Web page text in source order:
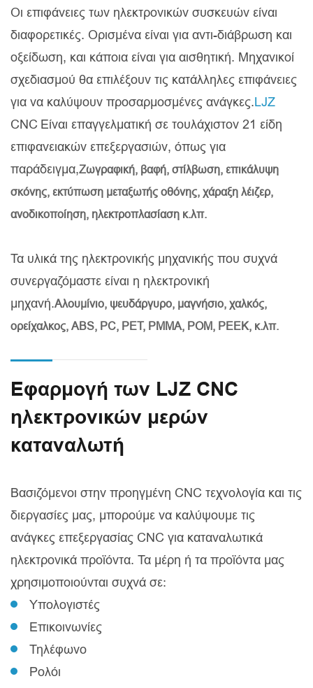
Οι επιφάνειες των ηλεκτρονικών συσκευών είναι
διαφορετικές. Ορισμένα είναι για αντι-διάβρωση και
οξείδωση, και κάποια είναι για αισθητική. Μηχανικοί
σχεδιασμού θα επιλέξουν τις κατάλληλες επιφάνειες
για να καλύψουν προσαρμοσμένες ανάγκες.LJZ
CNC Είναι επαγγελματική σε τουλάχιστον 21 είδη
επιφανειακών επεξεργασιών, όπως για
παράδειγμα,Ζωγραφική, βαφή, στίλβωση, επικάλυψη
σκόνης, εκτύπωση μεταξωτής οθόνης, χάραξη λέιζερ,
ανοδικοποίηση, ηλεκτροπλασίαση κ.λπ.
Τα υλικά της ηλεκτρονικής μηχανικής που συχνά
συνεργαζόμαστε είναι η ηλεκτρονική
μηχανή.Αλουμίνιο, ψευδάργυρο, μαγνήσιο, χαλκός,
ορείχαλκος, ABS, PC, PET, PMMA, POM, PEEK, κ.λπ.
Εφαρμογή των LJZ CNC
ηλεκτρονικών μερών
καταναλωτή
Βασιζόμενοι στην προηγμένη CNC τεχνολογία και τις
διεργασίες μας, μπορούμε να καλύψουμε τις
ανάγκες επεξεργασίας CNC για καταναλωτικά
ηλεκτρονικά προϊόντα. Τα μέρη ή τα προϊόντα μας
χρησιμοποιούνται συχνά σε:
Υπολογιστές
Επικοινωνίες
Τηλέφωνο
Ρολόι